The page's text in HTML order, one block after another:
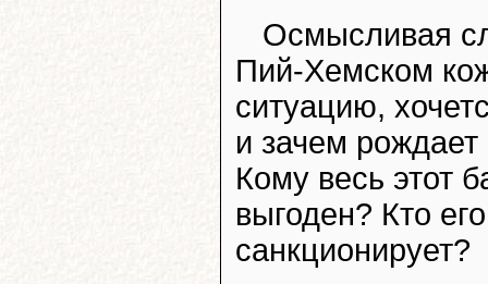
Осмысливая
Пий-Хемском
ситуацию,
и зачем
Кому весь этот
выгоден? Кто его
санкционирует?